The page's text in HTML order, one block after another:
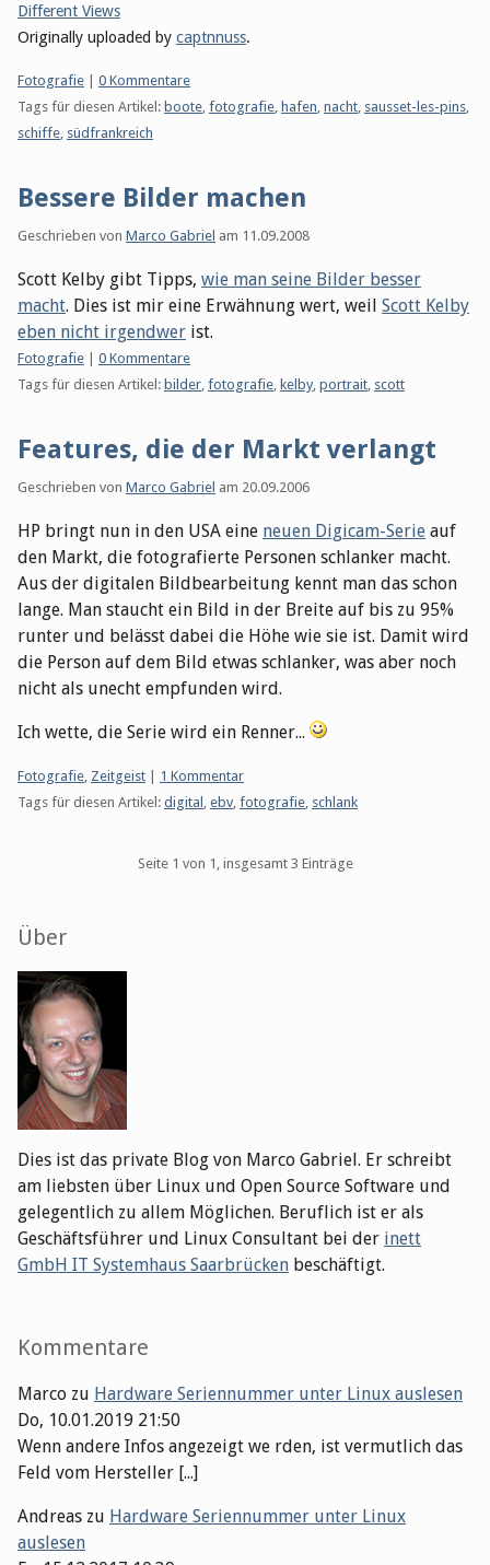
Different Views
Originally uploaded by captnnuss.
Kategorien:
Fotografie
0 Kommentare
Tags für diesen Artikel: boote, fotografie, hafen, nacht, sausset-les-pins,
schiffe, südfrankreich
Bessere Bilder machen
Geschrieben von Marco Gabriel am 11.09.2008
Scott Kelby gibt Tipps, wie man seine Bilder besser
macht. Dies ist mir eine Erwähnung wert, weil Scott Kelby
eben nicht irgendwer ist.
Kategorien:
Fotografie
0 Kommentare
Tags für diesen Artikel: bilder, fotografie, kelby, portrait, scott
Features, die der Markt verlangt
Geschrieben von Marco Gabriel am 20.09.2006
HP bringt nun in den USA eine neuen Digicam-Serie auf
den Markt, die fotografierte Personen schlanker macht.
Aus der digitalen Bildbearbeitung kennt man das schon
lange. Man staucht ein Bild in der Breite auf bis zu 95%
runter und belässt dabei die Höhe wie sie ist. Damit wird
die Person auf dem Bild etwas schlanker, was aber noch
nicht als unecht empfunden wird.
Ich wette, die Serie wird ein Renner...
Kategorien:
Fotografie, Zeitgeist
1 Kommentar
Tags für diesen Artikel: digital , ebv, fotografie, schlank
Seite 1 von 1, insgesamt 3 Einträge
Seitenleiste
Über
Dies ist das private Blog von Marco Gabriel. Er schreibt
am liebsten über Linux und Open Source Software und
gelegentlich zu allem Möglichen. Beruflich ist er als
Geschäftsführer und Linux Consultant bei der inett
GmbH IT Systemhaus Saarbrücken beschäftigt.
Kommentare
Marco zu Hardware Seriennummer unter Linux auslesen
Do, 10.01.2019 21:50
Wenn andere Infos angezeigt we rden, ist vermutlich das
Feld vom Hersteller [...]
Andreas zu Hardware Seriennummer unter Linux
auslesen